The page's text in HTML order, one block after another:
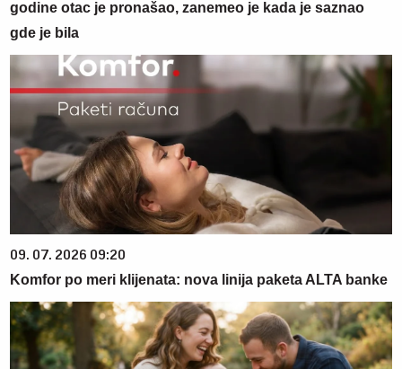
godine otac je pronašao, zanemeo je kada je saznao
gde je bila
09. 07. 2026 09:20
Komfor po meri klijenata: nova linija paketa ALTA banke